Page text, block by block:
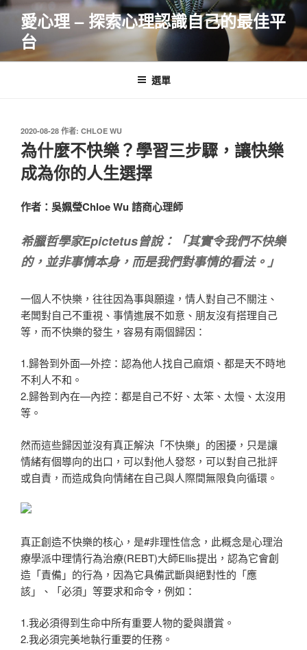
跳
要
愛心理 – 探索心理認識自己的最佳平
台
選單
發
佈
於
2020-08-28 作者: CHLOE WU
為什麼不快樂？學習三步驟，讓快樂
成為你的人生選擇
作者：吳姵瑩Chloe Wu 諮商心理師
希臘哲學家Epictetus曾說：「其實令我們不快樂
的，並非事情本身，而是我們對事情的看法。」
一個人不快樂，往往因為事與願違，情人對自己不關注、
老闆對自己不重視、事情進展不如意、朋友沒有搭理自己
等，而不快樂的發生，容易有兩個歸因：
1.歸咎到外面—外控：認為他人找自己麻煩、都是天不時地
不利人不和。
2.歸咎到內在—內控：都是自己不好、太笨、太慢、太沒用
等。
然而這些歸因並沒有真正解決「不快樂」的困擾，只是讓
情緒有個導向的出口，可以對他人發怒，可以對自己批評
或自責，而造成負向情緒在自己與人際間無限負向循環。
真正創造不快樂的核心，是#非理性信念，此概念是心理治
療學派中理情行為治療(REBT)大師Ellis提出，認為它會創
造「責備」的行為，因為它具備武斷與絕對性的「應
該」、「必須」等要求和命令，例如：
1.我必須得到生命中所有重要人物的愛與讚賞。
2.我必須完美地執行重要的任務。